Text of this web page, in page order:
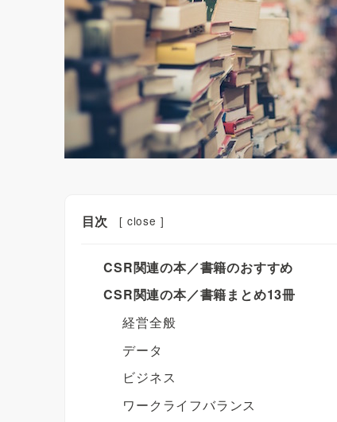
目次 [ close ]
CSR関連の本／書籍のおすすめ
CSR関連の本／書籍まとめ13冊
経営全般
データ
ビジネス
ワークライフバランス